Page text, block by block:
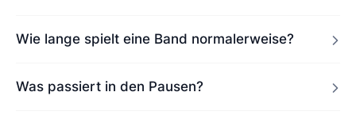
Wie lange spielt eine Band normalerweise?
Was passiert in den Pausen?